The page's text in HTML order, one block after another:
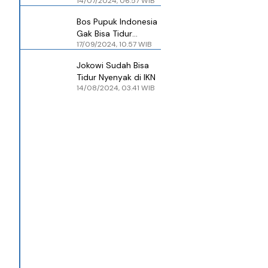
Bos Pupuk Indonesia
Gak Bisa Tidur
Nyenyak Gara-Gara
Gas Murah Masih
Belum Jelas
17/09/2024, 10.57 WIB
Jokowi Sudah Bisa
Tidur Nyenyak di IKN
14/08/2024, 03.41 WIB